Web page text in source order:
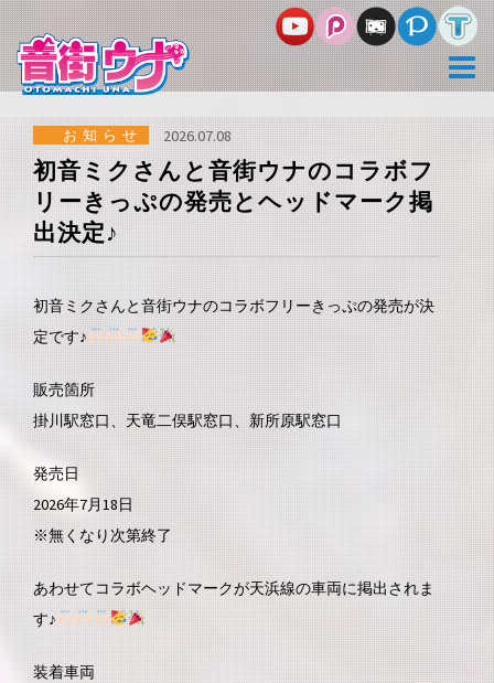
コ
ン
テ
ン
ツ
お知らせ 2026.07.08
初音ミクさんと音街ウナのコラボフ
リーきっぷの発売とヘッドマーク掲
出決定♪
初音ミクさんと音街ウナのコラボフリーきっぷの発売が決
定です♪
販売箇所
掛川駅窓口、天竜二俣駅窓口、新所原駅窓口
発売日
2026年7月18日
※無くなり次第終了
あわせてコラボヘッドマークが天浜線の車両に掲出されま
す♪
装着車両